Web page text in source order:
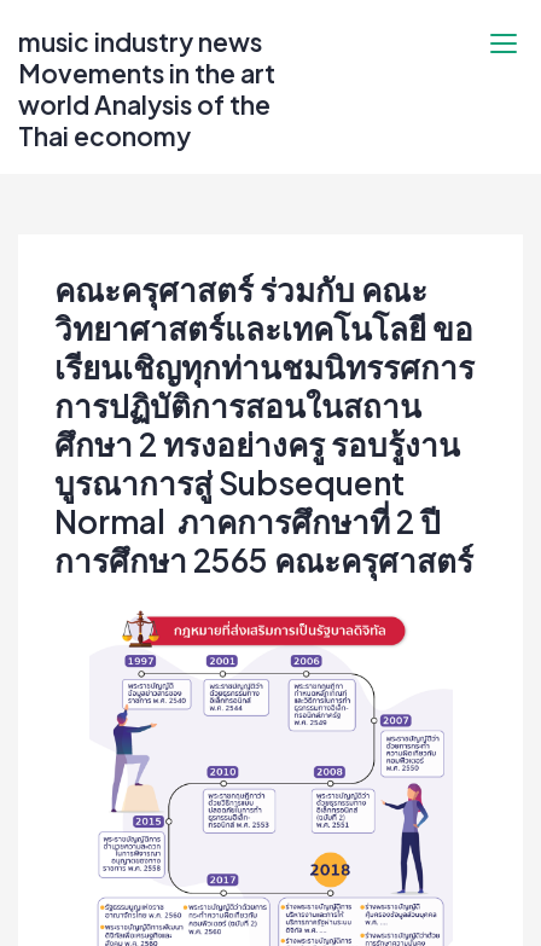
content
music industry news
Movements in the art
world Analysis of the
Thai economy
คณะครุศาสตร์ ร่วมกับ คณะ
วิทยาศาสตร์และเทคโนโลยี ขอ
เรียนเชิญทุกท่านชมนิทรรศการ
การปฏิบัติการสอนในสถาน
ศึกษา 2 ️ทรงอย่างครู รอบรู้งาน
บูรณาการสู่ Subsequent
Normal ️ ภาคการศึกษาที่ 2 ปี
การศึกษา 2565 คณะครุศาสตร์